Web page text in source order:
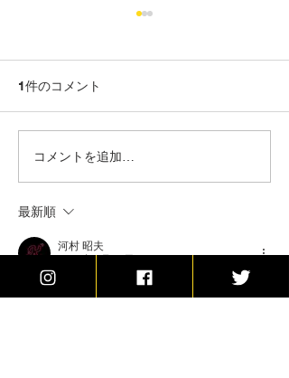
1件のコメント
コメントを追加…
最新順
河村 昭夫